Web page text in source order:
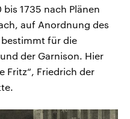
1735 nach Plänen
auf Anordnung des
für die
der Garnison. Hier
Fritz“, Friedrich der